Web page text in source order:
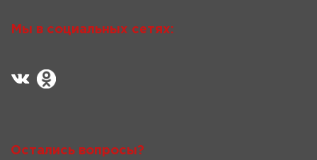
Мы в социальных сетях:
Остались вопросы?